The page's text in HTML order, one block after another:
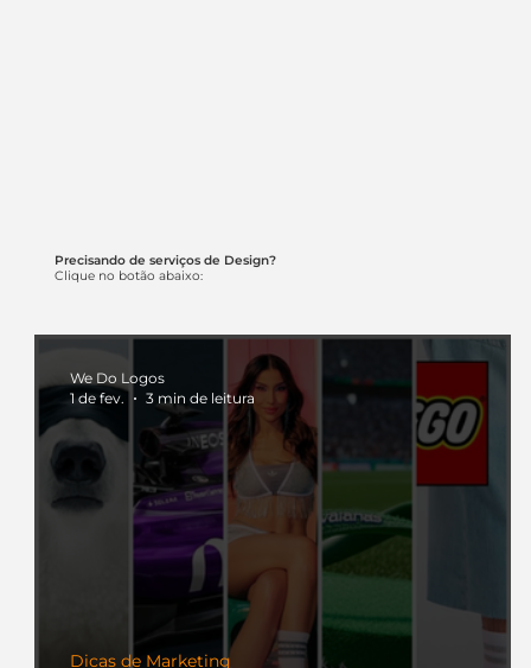
Precisando de serviços de Design?
Clique no botão abaixo:
Dicas de Marketing
We Do Logos
1 de fev.
3 min de leitura